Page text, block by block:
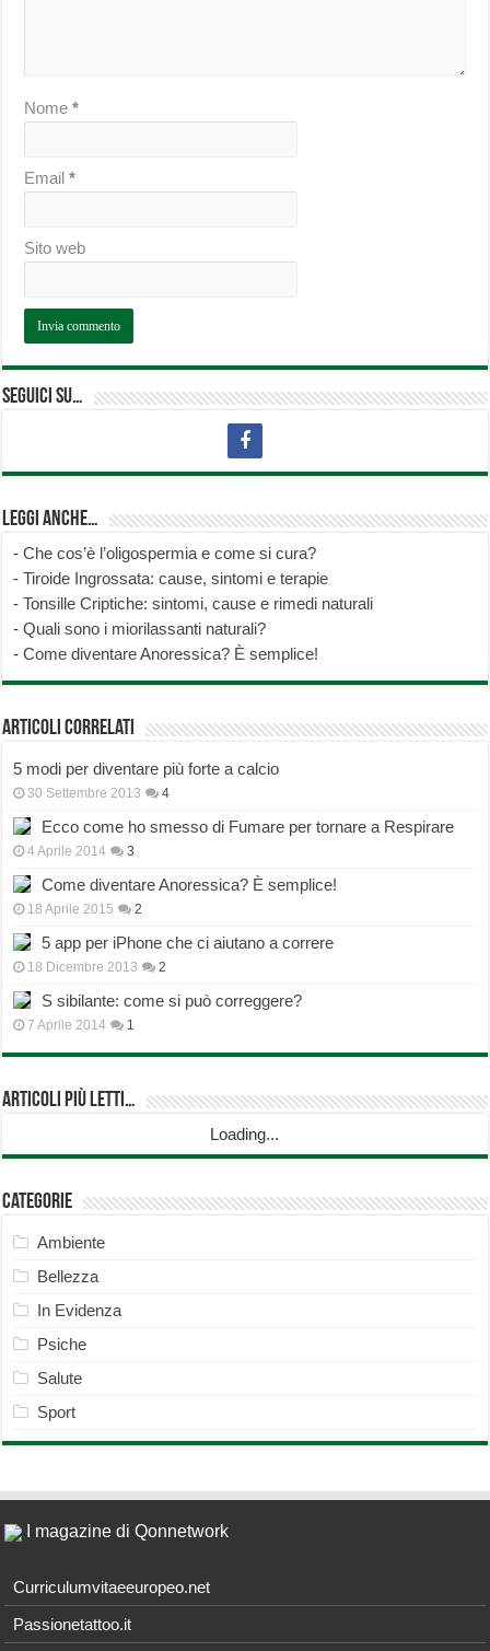
Nome*
Email*
Sito web
Seguici su…
Leggi anche…
-Che cos’è l’oligospermia e come si cura?
-Tiroide Ingrossata: cause, sintomi e terapie
-Tonsille Criptiche: sintomi, cause e rimedi naturali
-Quali sono i miorilassanti naturali?
-Come diventare Anoressica? È semplice!
Articoli correlati
5 modi per diventare più forte a calcio
30 Settembre 2013 4
Ecco come ho smesso di Fumare per tornare a Respirare
4 Aprile 2014 3
Come diventare Anoressica? È semplice!
18 Aprile 2015 2
5 app per iPhone che ci aiutano a correre
18 Dicembre 2013 2
S sibilante: come si può correggere?
7 Aprile 2014 1
Articoli più Letti…
Loading...
Categorie
Ambiente
Bellezza
In Evidenza
Psiche
Salute
Sport
I magazine di Qonnetwork
Curriculumvitaeeuropeo.net
Passionetattoo.it